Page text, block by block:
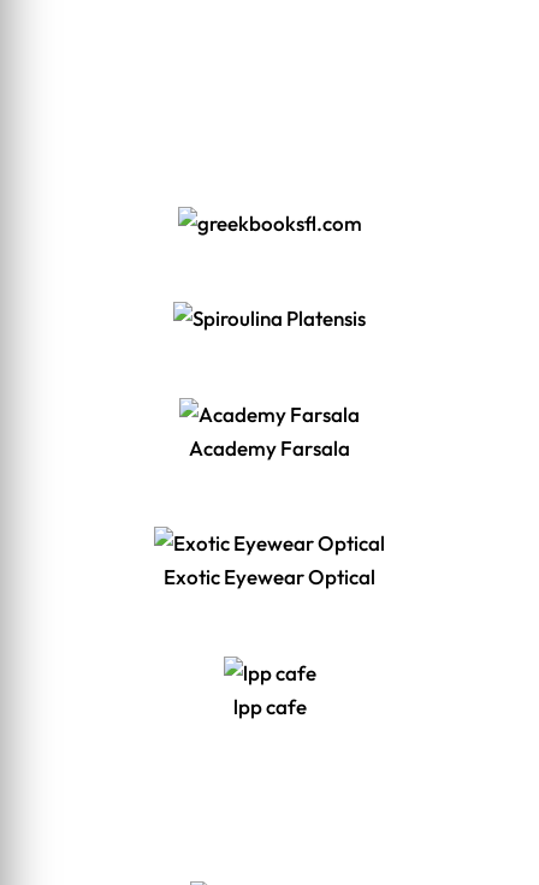
Academy Farsala
Exotic Eyewear Optical
lpp cafe